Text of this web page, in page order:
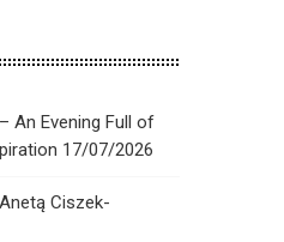
An Evening Full of
17/07/2026
Ciszek-